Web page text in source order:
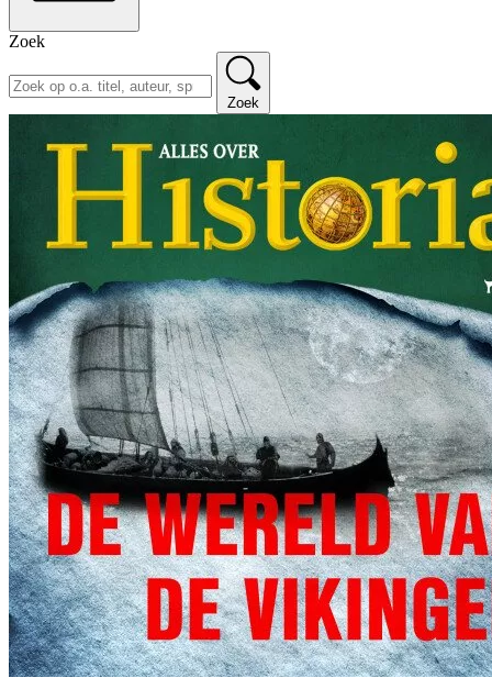
Zoek
Zoek